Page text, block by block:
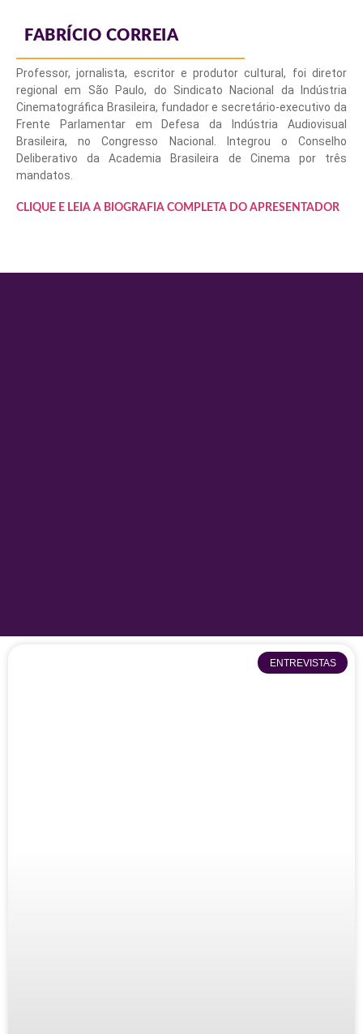
FABRÍCIO CORREIA
Professor, jornalista, escritor e produtor cultural, foi diretor
regional em São Paulo, do Sindicato Nacional da Indústria
Cinematográfica Brasileira, fundador e secretário-executivo da
Frente Parlamentar em Defesa da Indústria Audiovisual
Brasileira, no Congresso Nacional. Integrou o Conselho
Deliberativo da Academia Brasileira de Cinema por três
mandatos.
CLIQUE E LEIA A BIOGRAFIA COMPLETA DO APRESENTADOR
ENTREVISTAS